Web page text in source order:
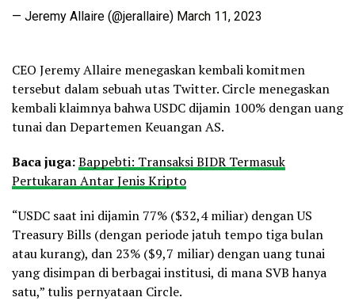
— Jeremy Allaire (@jerallaire) March 11, 2023
CEO Jeremy Allaire menegaskan kembali komitmen
tersebut dalam sebuah utas Twitter. Circle menegaskan
kembali klaimnya bahwa USDC dijamin 100% dengan uang
tunai dan Departemen Keuangan AS.
Baca juga:Bappebti: Transaksi BIDR Termasuk
Pertukaran Antar Jenis Kripto
“USDC saat ini dijamin 77% ($32,4 miliar) dengan US
Treasury Bills (dengan periode jatuh tempo tiga bulan
atau kurang), dan 23% ($9,7 miliar) dengan uang tunai
yang disimpan di berbagai institusi, di mana SVB hanya
satu,” tulis pernyataan Circle.